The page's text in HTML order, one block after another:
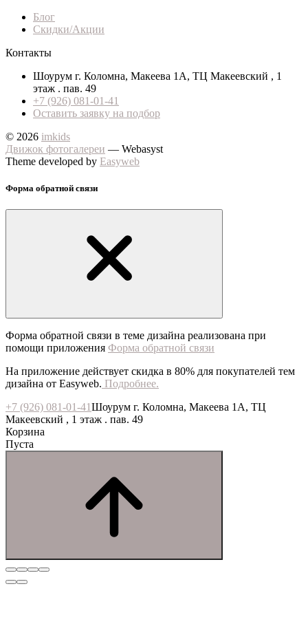
Блог
Скидки/Акции
Контакты
Шоурум г. Коломна, Макеева 1А, ТЦ Макеевский , 1
этаж . пав. 49
+7 (926) 081-01-41
Оставить заявку на подбор
© 2026 imkids
Движок фотогалереи — Webasyst
Theme developed by Easyweb
Форма обратной связи
Форма обратной связи в теме дизайна реализована при
помощи приложения Форма обратной связи
На приложение действует скидка в 80% для покупателей тем
дизайна от Easyweb. Подробнее.
+7 (926) 081-01-41Шоурум г. Коломна, Макеева 1А, ТЦ
Макеевский , 1 этаж . пав. 49
Корзина
Пуста